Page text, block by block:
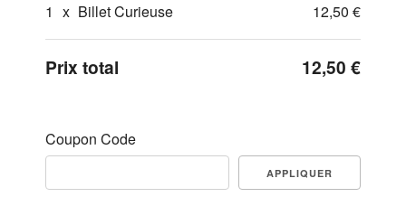
1 x Billet Curieuse 12,50 €
Prix total 12,50 €
Coupon Code
APPLIQUER